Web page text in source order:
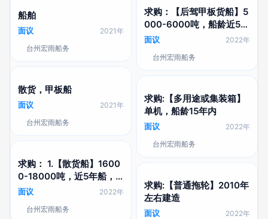
船舶
面议
2021年
台州宏雨船务
散货，甲板船
面议
2021年
台州宏雨船务
求购： 1.【散货船】1600
0-18000吨，近5年船，
满载吃水不超8.5米，单车
00吨，最好2009年左右
面议
2022年
台州宏雨船务
求购：【后驾甲板货船】5
000-6000吨，船龄近5年
内的
面议
2022年
台州宏雨船务
求购:【多用途或集装箱】
单机，船龄15年内
面议
2022年
台州宏雨船务
求购:【普通拖轮】2010年
左右建造
面议 2022年